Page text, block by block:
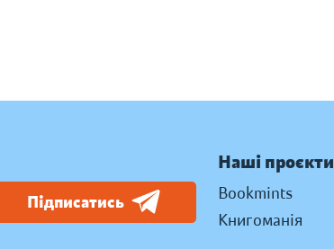
Підписатись
Наші проєкти
Bookmints
Книгоманія